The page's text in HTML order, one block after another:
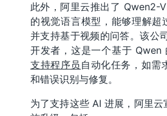
此外，阿里云推出了 Qwen2-
的视觉语言模型，能够理解超
并支持基于视频的问答。该公
开发者，这是一个基于 Qwen
支持程序员 自动化任务，如需
和错误识别与修复。
为了支持这些 AI 进展，阿里